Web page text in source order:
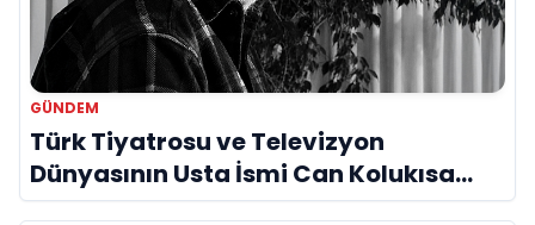
GÜNDEM
Türk Tiyatrosu ve Televizyon
Dünyasının Usta İsmi Can Kolukısa
Hayatını Kaybetti